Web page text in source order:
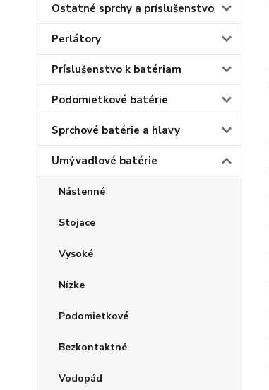
Ostatné sprchy a príslušenstvo
Perlátory
Príslušenstvo k batériam
Podomietkové batérie
Sprchové batérie a hlavy
Umývadlové batérie
Nástenné
Stojace
Vysoké
Nízke
Podomietkové
Bezkontaktné
Vodopád